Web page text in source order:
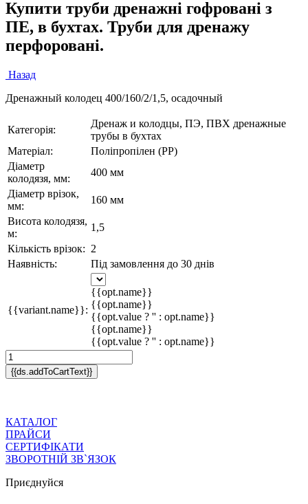
Купити труби дренажні гофровані з
ПЕ, в бухтах. Труби для дренажу
перфоровані.
Назад
Дренажный колодец 400/160/2/1,5, осадочный
Категорія:
Дренаж и колодцы, ПЭ, ПВХ дренажные
трубы в бухтах
Матеріал:
Поліпропілен (PP)
Діаметр
колодязя, мм:
400 мм
Діаметр врізок,
мм:
160 мм
Висота колодязя,
м:
1,5
Кількість врізок: 2
Наявність:
Під замовлення до 30 днів
{{variant.name}}:
{{opt.name}}
{{opt.name}}
{{opt.value ? '' : opt.name}}
{{opt.name}}
{{opt.value ? '' : opt.name}}
{{ds.addToCartText}}
КАТАЛОГ
ПРАЙСИ
СЕРТИФІКАТИ
ЗВОРОТНІЙ ЗВ`ЯЗОК
Приєднуйся